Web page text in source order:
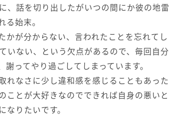
、話を切り出したがいつの間にか彼の地雷
始末。
が分からない、言われたことを忘れてし
いない、という欠点があるので、毎回自分
ってやり過ごしてしまっています。
れなさに少し違和感を感じることもあった
ことが大好きなのでできれば自身の悪いと
りたいです。